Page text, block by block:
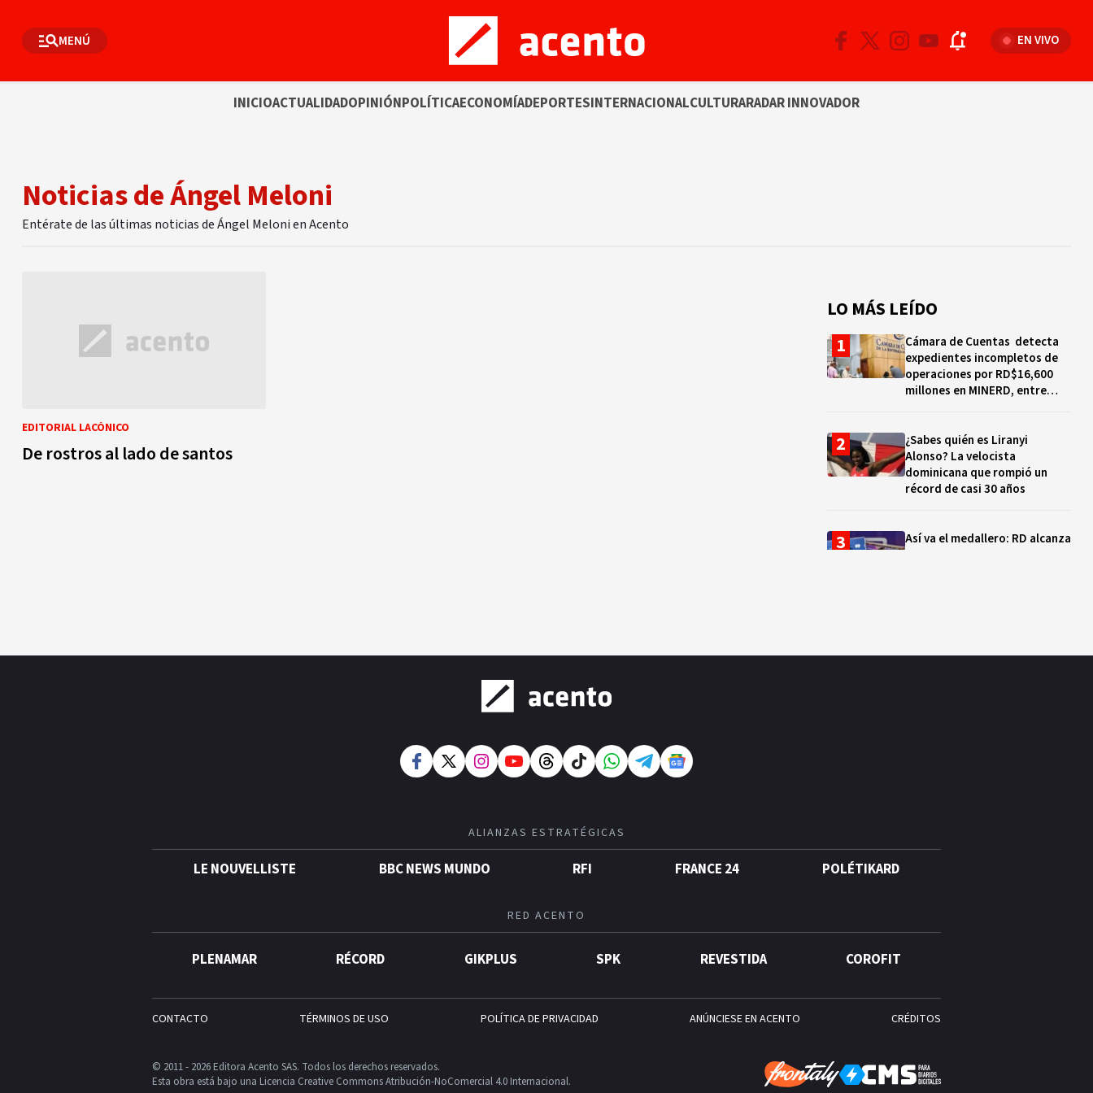
MENÚ EN VIVO
INICIOACTUALIDADOPINIÓNPOLÍTICAECONOMÍADEPORTESINTERNACIONALCULTURARADAR INNOVADOR
Noticias de Ángel Meloni
Entérate de las últimas noticias de Ángel Meloni en Acento
EDITORIAL LACÓNICO
De rostros al lado de santos
LO MÁS LEÍDO
Cámara de Cuentas detecta
expedientes incompletos de
operaciones por RD$16,600
millones en MINERD, entre
¿Sabes quién es Liranyi
Alonso? La velocista
dominicana que rompió un
récord de casi 30 años
Así va el medallero: RD alcanza
Este
ALIANZAS ESTRATÉGICAS
LE NOUVELLISTE BBC NEWS MUNDO RFI FRANCE 24 POLÉTIKARD
RED ACENTO
PLENAMAR RÉCORD GIKPLUS SPK REVESTIDA COROFIT
CONTACTO TÉRMINOS DE USO POLÍTICA DE PRIVACIDAD ANÚNCIESE EN ACENTO CRÉDITOS
© 2011 - 2026 Editora Acento SAS. Todos los derechos reservados.
Esta obra está bajo una Licencia Creative Commons Atribución-NoComercial 4.0 Internacional.